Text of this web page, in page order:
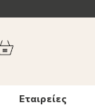
Εταιρείες